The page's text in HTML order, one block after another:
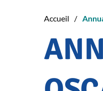
Accueil